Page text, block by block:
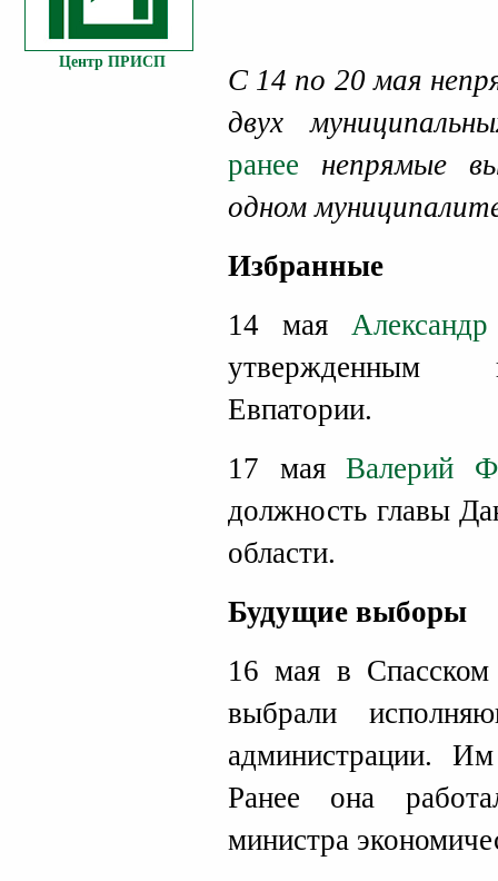
Центр ПРИСП
С 14 по 20 мая
двух
ранее непрямые
одном
Избранные
14 мая
утвержденным
Евпатории.
17 маяВалерий
должность главы
области.
Будущие выборы
16 мая в Спасском
выбрали
администрации.
Ранее она
министра